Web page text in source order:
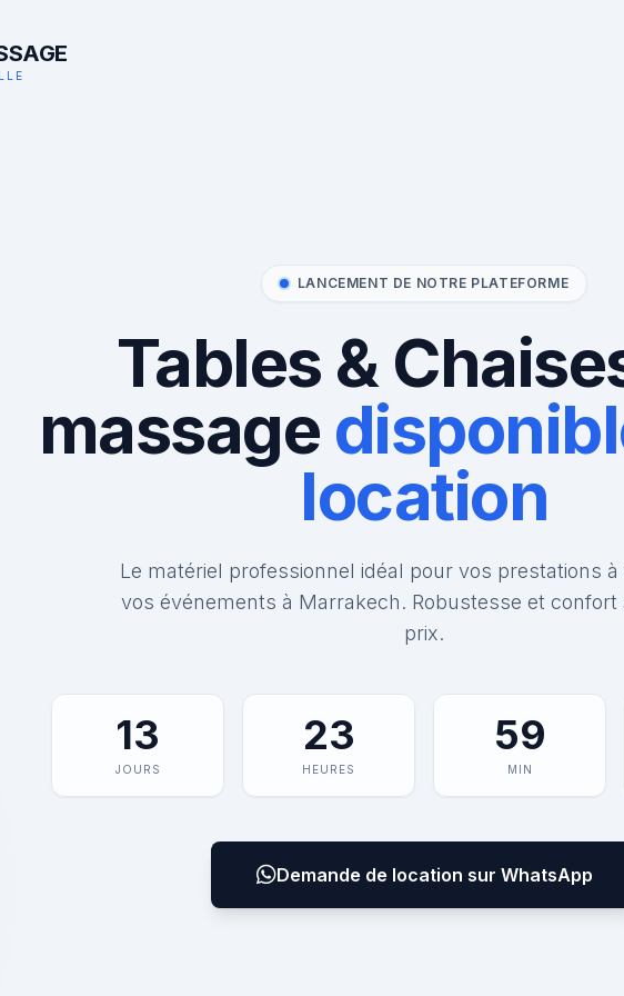
LANCEMENT DE NOTRE PLATEFORME
Tables &
massage
location
Le matériel professionnel idéal pour vos prestations à
vos événements à Marrakech. Robustesse et confort
prix.
13
JOURS
23
HEURES
59
MIN
Demande de location sur WhatsApp